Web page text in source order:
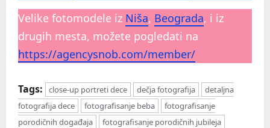
Velike fotomodele iz Niša, Beograda, i iz
drugih mesta, možete pogledati na
https://agencysnob.com/member/
Tags: close-up portreti dece dečja fotografija
detaljna
fotografija dece
fotografisanje beba
fotografisanje
porodičnih događaja
fotografisanje porodičnih jubileja